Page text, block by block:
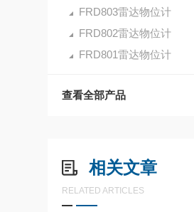
FRD803雷达物位计
FRD802雷达物位计
FRD801雷达物位计
查看全部产品
相关文章
RELATED ARTICLES